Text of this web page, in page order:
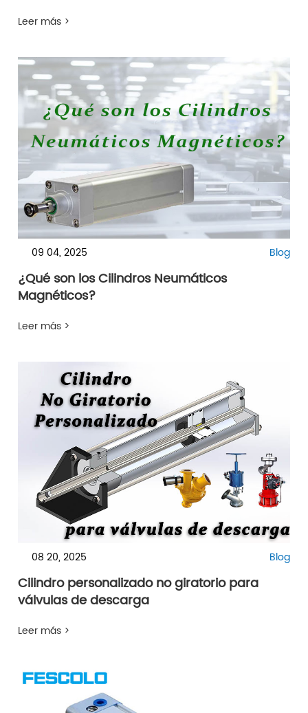
Leer más >
09 04, 2025 Blog
¿Qué son los Cilindros Neumáticos
Magnéticos?
Leer más >
08 20, 2025 Blog
Cilindro personalizado no giratorio para
válvulas de descarga
Leer más >